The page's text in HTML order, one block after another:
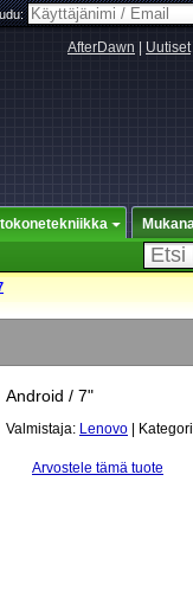
AfterDawn Uutiset|
Android / 7"
Valmistaja: Lenovo |
Arvostele tämä tuote